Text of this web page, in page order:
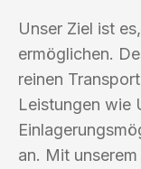
Unser Ziel ist
ermöglichen.
reinen
Leistungen wie
an. Mit